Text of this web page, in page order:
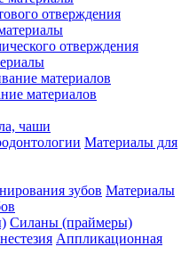
отверждения
отверждения
материалов
чаши
Материалы для
Материалы
Силаны (праймеры)
Аппликационная